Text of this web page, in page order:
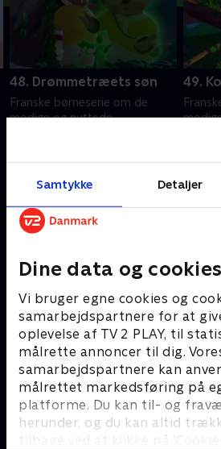
Samtykke Detaljer
Dine data og cookies
Vi bruger egne cookies og
samarbejdspartnere for at
oplevelse af TV 2 PLAY, til
målrette annoncer til dig.
samarbejdspartnere kan
målrettet markedsføring på
platforme. Du kan til- og
herunder, og du kan altid
tilbage ved at klikke på
48. Drømmetræets søn
Franske børneserie om de
modige og nuttede
49.
tager
Andre så også
Monstermaling
Børneserier • 1 sæsoner